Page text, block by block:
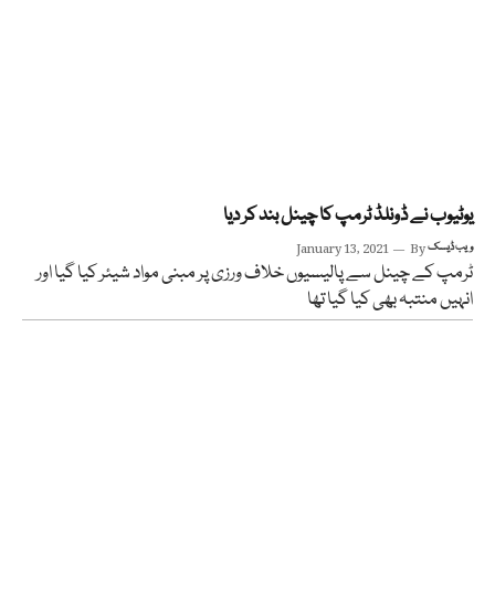
یوٹیوب نے ڈونلڈ ٹرمپ کا چینل بند کر دیا
January 13, 2021 Byویب ڈیسک
ٹرمپ کے چینل سے پالیسیوں خلاف ورزی پر مبنی مواد شیئر کیا گیا اور
انہیں منتبہ بھی کیا گیا تھا